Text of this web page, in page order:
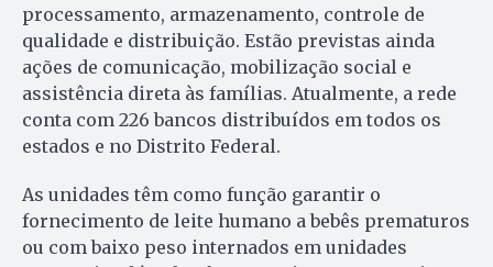
processamento, armazenamento, controle de
qualidade e distribuição. Estão previstas ainda
ações de comunicação, mobilização social e
assistência direta às famílias. Atualmente, a rede
conta com 226 bancos distribuídos em todos os
estados e no Distrito Federal.
As unidades têm como função garantir o
fornecimento de leite humano a bebês prematuros
ou com baixo peso internados em unidades